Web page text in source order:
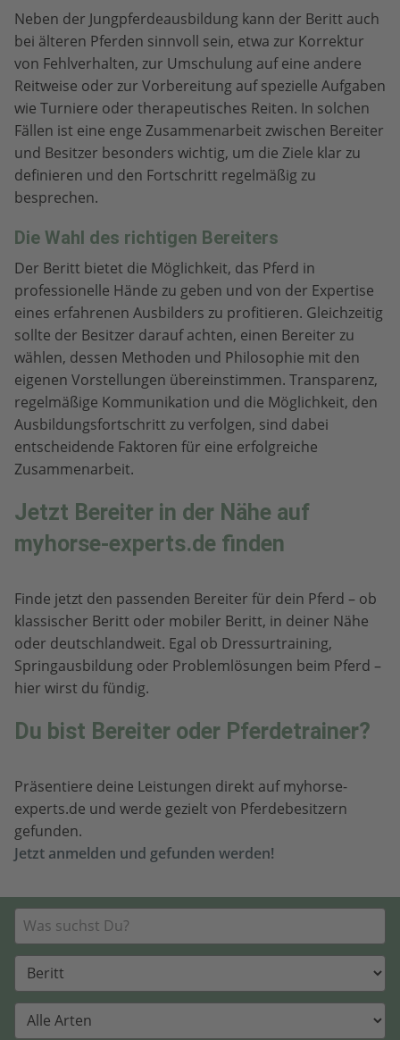
Neben der Jungpferdeausbildung kann der Beritt auch
bei älteren Pferden sinnvoll sein, etwa zur Korrektur
von Fehlverhalten, zur Umschulung auf eine andere
Reitweise oder zur Vorbereitung auf spezielle Aufgaben
wie Turniere oder therapeutisches Reiten. In solchen
Fällen ist eine enge Zusammenarbeit zwischen Bereiter
und Besitzer besonders wichtig, um die Ziele klar zu
definieren und den Fortschritt regelmäßig zu
besprechen.
Die Wahl des richtigen Bereiters
Der Beritt bietet die Möglichkeit, das Pferd in
professionelle Hände zu geben und von der Expertise
eines erfahrenen Ausbilders zu profitieren. Gleichzeitig
sollte der Besitzer darauf achten, einen Bereiter zu
wählen, dessen Methoden und Philosophie mit den
eigenen Vorstellungen übereinstimmen. Transparenz,
regelmäßige Kommunikation und die Möglichkeit, den
Ausbildungsfortschritt zu verfolgen, sind dabei
entscheidende Faktoren für eine erfolgreiche
Zusammenarbeit.
Jetzt Bereiter in der Nähe auf
myhorse-experts.de finden
Finde jetzt den passenden Bereiter für dein Pferd – ob
klassischer Beritt oder mobiler Beritt, in deiner Nähe
oder deutschlandweit. Egal ob Dressurtraining,
Springausbildung oder Problemlösungen beim Pferd –
hier wirst du fündig.
Du bist Bereiter oder Pferdetrainer?
Präsentiere deine Leistungen direkt auf myhorse-
experts.de und werde gezielt von Pferdebesitzern
gefunden.
Jetzt anmelden und gefunden werden!